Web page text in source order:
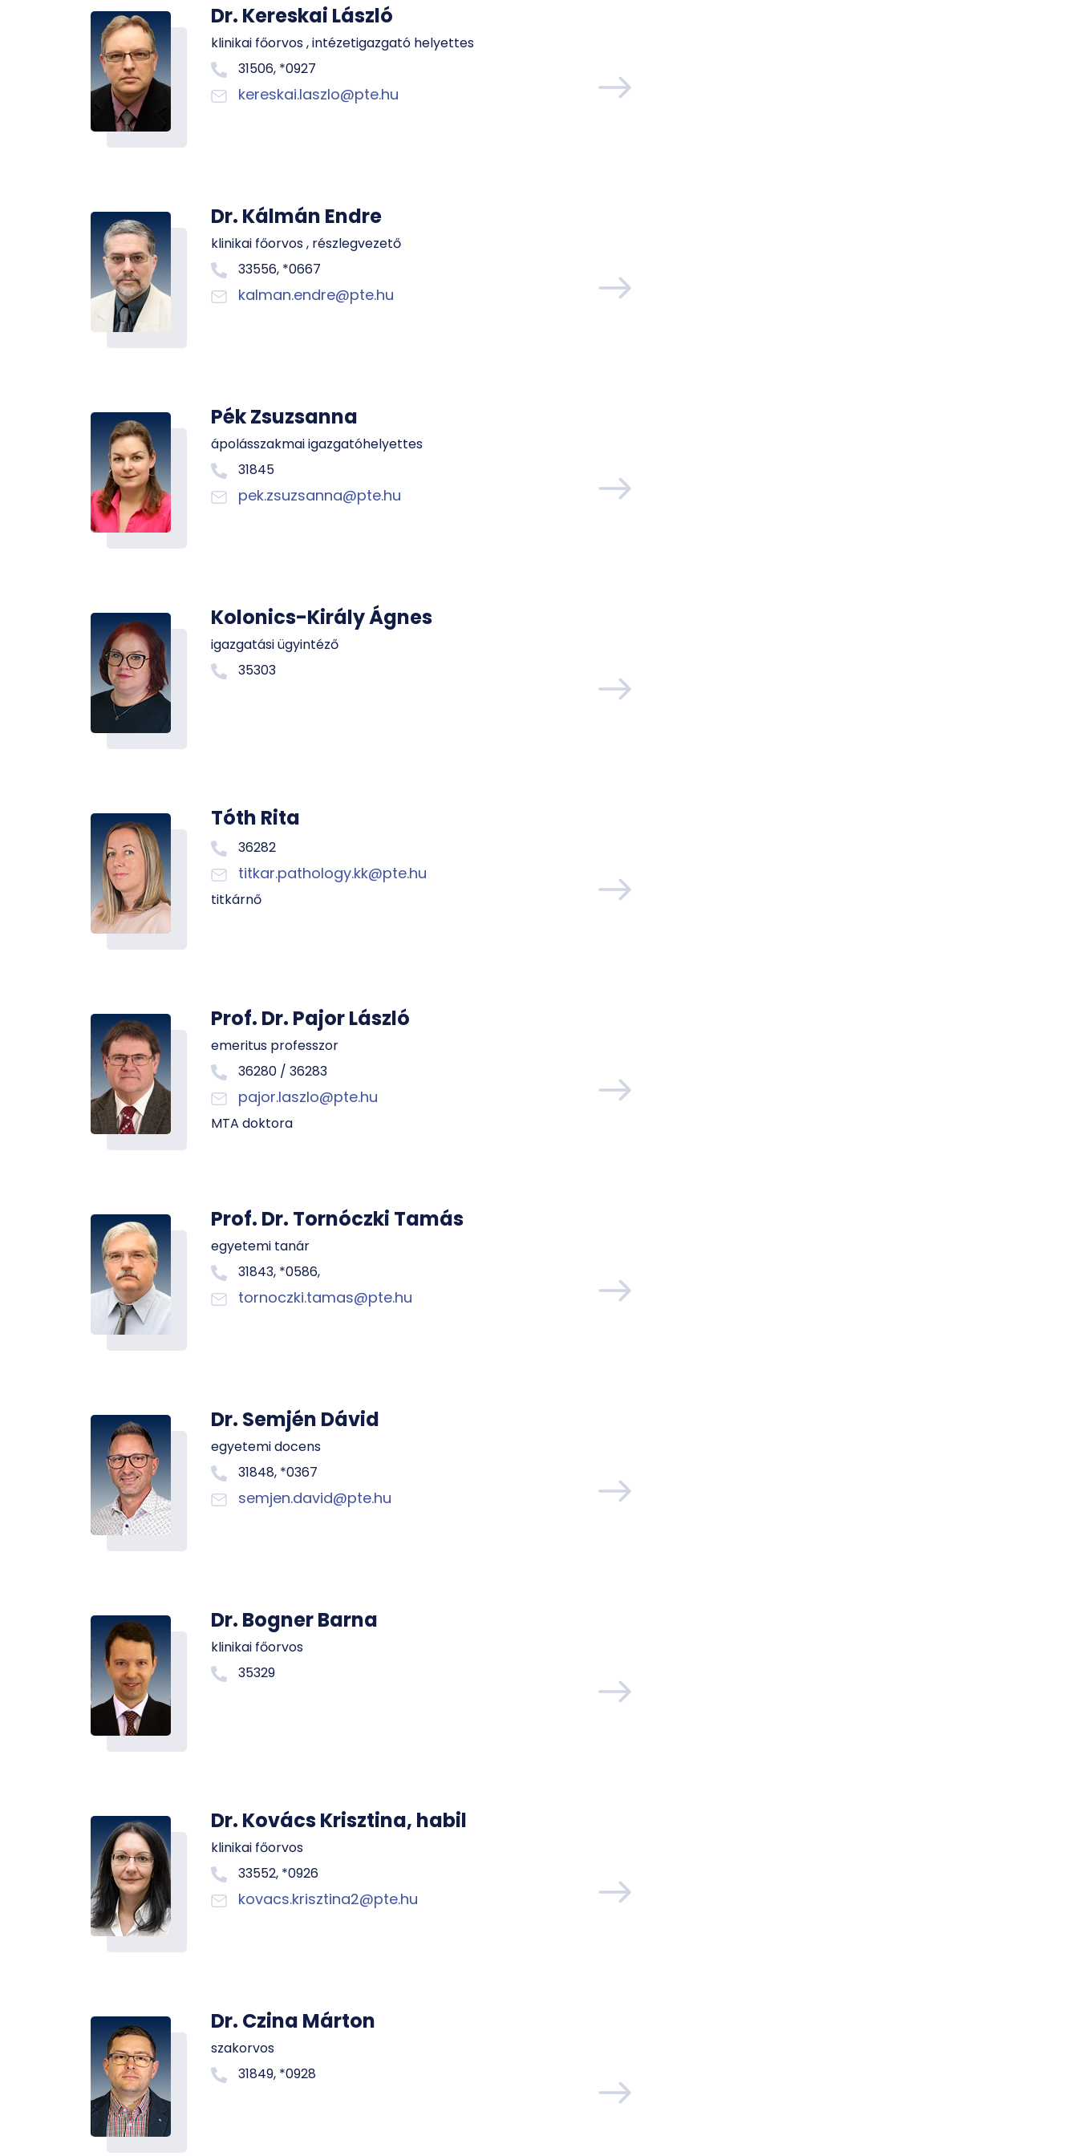
Dr. Kereskai László
klinikai főorvos , intézetigazgató helyettes
31506, *0927
kereskai.laszlo@pte.hu
Dr. Kálmán Endre
klinikai főorvos , részlegvezető
33556, *0667
kalman.endre@pte.hu
Pék Zsuzsanna
ápolásszakmai igazgatóhelyettes
31845
pek.zsuzsanna@pte.hu
Kolonics-Király Ágnes
igazgatási ügyintéző
35303
Tóth Rita
36282
titkar.pathology.kk@pte.hu
titkárnő
Prof. Dr. Pajor László
emeritus professzor
36280 / 36283
pajor.laszlo@pte.hu
MTA doktora
Prof. Dr. Tornóczki Tamás
egyetemi tanár
31843, *0586,
tornoczki.tamas@pte.hu
Dr. Semjén Dávid
egyetemi docens
31848, *0367
semjen.david@pte.hu
Dr. Bogner Barna
klinikai főorvos
35329
Dr. Kovács Krisztina, habil
klinikai főorvos
33552, *0926
kovacs.krisztina2@pte.hu
Dr. Czina Márton
szakorvos
31849, *0928